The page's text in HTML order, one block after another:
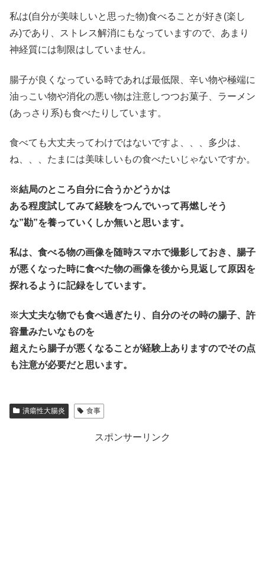
私は(自分が美味しいと思った物)食べることが好き(楽し
み)であり、ストレス解消にもなっていますので、あまり
神経質には制限はしていません。
腸子が良くなっている時であれば最低限、辛い物や極端に
油っこい物や消化の悪い物は注意しつつお菓子、ラーメン
(あっさり系)も食べたりしています。
食べても大丈夫ってわけではないですよ、、、多少は、
ね、、、たまには美味しいもの食べたいじゃないですか。
※結局のところ自分に合うかどうかは
ある程度試してみて経験をつんでいって再燃しそう
な”勘”を養っていくしか無いと思います。
私は、食べる物の画像を随時スマホで撮影しておき、腸子
が悪くなった時に食べた物の画像を後から見返して原因を
探れるように記録をしています。
※大丈夫な物でも食べ過ぎたり、自分のその時の腸子、許
容量みたいなものを
超えたら腸子が悪くなることが経験上ありますのでその点
も注意が必要だと思います。
潰瘍性大腸炎 食事
スポンサーリンク